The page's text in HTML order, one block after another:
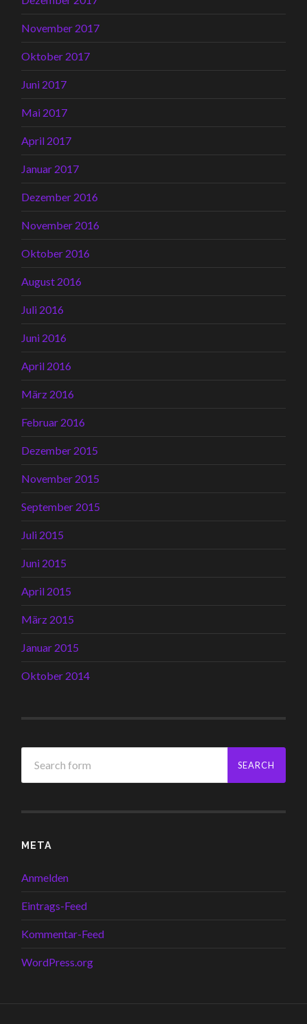
November 2017
Oktober 2017
Juni 2017
Mai 2017
April 2017
Januar 2017
Dezember 2016
November 2016
Oktober 2016
August 2016
Juli 2016
Juni 2016
April 2016
März 2016
Februar 2016
Dezember 2015
November 2015
September 2015
Juli 2015
Juni 2015
April 2015
März 2015
Januar 2015
Oktober 2014
META
Anmelden
Eintrags-Feed
Kommentar-Feed
WordPress.org